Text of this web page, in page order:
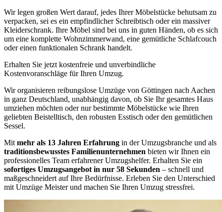
Wir legen großen Wert darauf, jedes Ihrer Möbelstücke behutsam zu
verpacken, sei es ein empfindlicher Schreibtisch oder ein massiver
Kleiderschrank. Ihre Möbel sind bei uns in guten Händen, ob es sich
um eine komplette Wohnzimmerwand, eine gemütliche Schlafcouch
oder einen funktionalen Schrank handelt.
Erhalten Sie jetzt kostenfreie und unverbindliche
Kostenvoranschläge für Ihren Umzug.
Wir organisieren reibungslose Umzüge von Göttingen nach Aachen
in ganz Deutschland, unabhängig davon, ob Sie Ihr gesamtes Haus
umziehen möchten oder nur bestimmte Möbelstücke wie Ihren
geliebten Beistelltisch, den robusten Esstisch oder den gemütlichen
Sessel.
Mit mehr als 13 Jahren Erfahrung in der Umzugsbranche und als
traditionsbewusstes Familienunternehmen bieten wir Ihnen ein
professionelles Team erfahrener Umzugshelfer. Erhalten Sie ein
sofortiges Umzugsangebot in nur 58 Sekunden – schnell und
maßgeschneidert auf Ihre Bedürfnisse. Erleben Sie den Unterschied
mit Umzüge Meister und machen Sie Ihren Umzug stressfrei.